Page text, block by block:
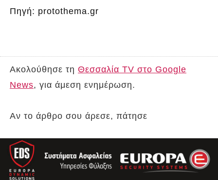
Πηγή: protothema.gr
Ακολούθησε τη Θεσσαλία TV στο Google
News, για άμεση ενημέρωση.
Αν το άρθρο σου άρεσε, πάτησε